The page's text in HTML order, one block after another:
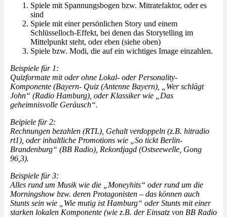
Spiele mit Spannungsbogen bzw. Mitratefaktor, oder es
sind
Spiele mit einer persönlichen Story und einem
Schlüsselloch-Effekt, bei denen das Storytelling im
Mittelpunkt steht, oder eben (siehe oben)
Spiele bzw. Modi, die auf ein wichtiges Image einzahlen.
Beispiele für 1:
Quizformate mit oder ohne Lokal- oder Personality-
Komponente (Bayern- Quiz (Antenne Bayern), „Wer schlägt
John“ (Radio Hamburg), oder Klassiker wie „Das
geheimnisvolle Geräusch“.
Beipiele für 2:
Rechnungen bezahlen (RTL), Gehalt verdoppeln (z.B. hitradio
rt1), oder inhaltliche Promotions wie „So tickt Berlin-
Brandenburg“ (BB Radio), Rekordjagd (Ostseewelle, Gong
96,3).
Beispiele für 3:
Alles rund um Musik wie die „Moneyhits“ oder rund um die
Morningshow bzw. deren Protagonisten – das können auch
Stunts sein wie „Wie mutig ist Hamburg“ oder Stunts mit einer
starken lokalen Komponente (wie z.B. der Einsatz von BB Radio